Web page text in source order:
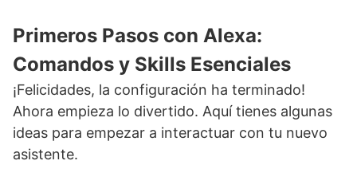
Primeros Pasos con Alexa:
Comandos y Skills Esenciales
¡Felicidades, la configuración ha terminado!
Ahora empieza lo divertido. Aquí tienes algunas
ideas para empezar a interactuar con tu nuevo
asistente.